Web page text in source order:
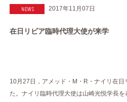
2017年11月07日
在日リビア臨時代理大使が来学
10月27日，アメッド・M・R・ナイリ在日
た。ナイリ臨時代理大使は山崎光悦学長